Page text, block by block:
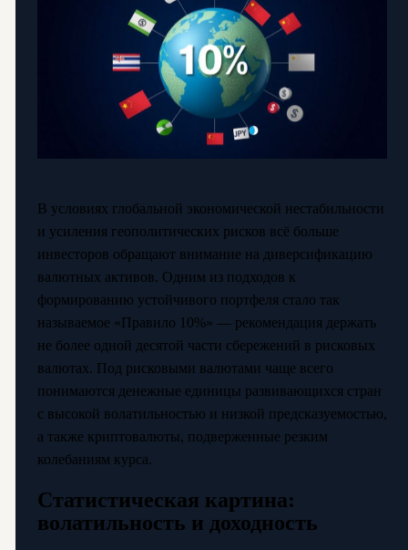
В условиях глобальной экономической нестабильности
и усиления геополитических рисков всё больше
инвесторов обращают внимание на диверсификацию
валютных активов. Одним из подходов к
формированию устойчивого портфеля стало так
называемое «Правило 10%» — рекомендация держать
не более одной десятой части сбережений в рисковых
валютах. Под рисковыми валютами чаще всего
понимаются денежные единицы развивающихся стран
с высокой волатильностью и низкой предсказуемостью,
а также криптовалюты, подверженные резким
колебаниям курса.
Статистическая картина:
волатильность и доходность